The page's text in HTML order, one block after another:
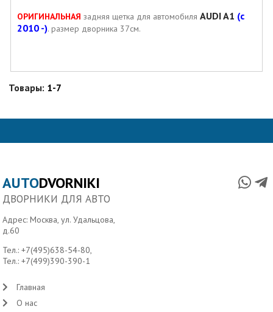
ОРИГИНАЛЬНАЯ задняя щетка для автомобиля AUDI A1 (с
2010 -). размер дворника 37см.
Товары: 1-7
AUTODVORNIKI
ДВОРНИКИ ДЛЯ АВТО
Адрес: Москва, ул. Удальцова,
д.60
Тел.:+7(495)638-54-80,
Тел.:+7(499)390-390-1
Главная
О нас